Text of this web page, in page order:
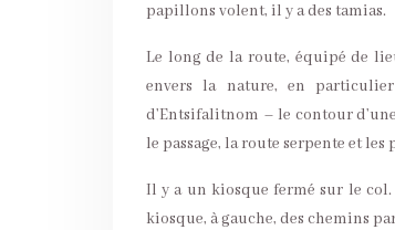
papillons volent, il y a des tamias.
Le long de la route, équipé de
envers la nature, en
d’Entsifalitnom – le contour d’une
le passage, la route serpente et
Il y a un kiosque fermé sur le col.
kiosque, à gauche, des chemins